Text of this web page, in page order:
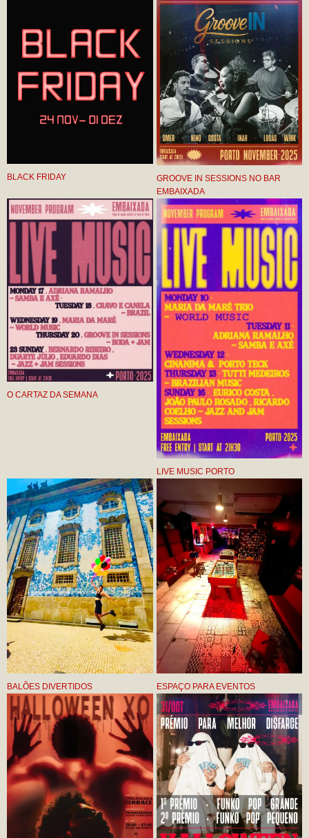
BLACK FRIDAY
GROOVE IN SESSIONS NO BAR
EMBAIXADA
O CARTAZ DA SEMANA
LIVE MUSIC PORTO
BALÕES DIVERTIDOS ESPAÇO PARA EVENTOS